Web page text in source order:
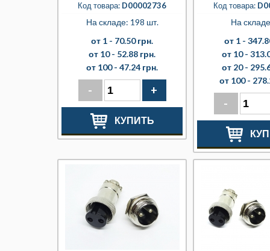
Код товара: D00002736
На складе: 198 шт.
от 1 - 70.50 грн.
от 10 - 52.88 грн.
от 100 - 47.24 грн.
- +
КУПИТЬ
Код товара:
На
от 1 -
от 10 -
от 20 -
от 100 -
-